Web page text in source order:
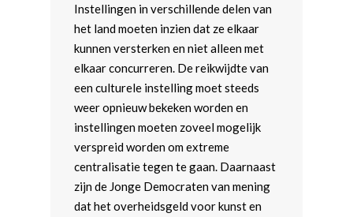
Instellingen in verschillende delen van
het land moeten inzien dat ze elkaar
kunnen versterken en niet alleen met
elkaar concurreren. De reikwijdte van
een culturele instelling moet steeds
weer opnieuw bekeken worden en
instellingen moeten zoveel mogelijk
verspreid worden om extreme
centralisatie tegen te gaan. Daarnaast
zijn de Jonge Democraten van mening
dat het overheidsgeld voor kunst en